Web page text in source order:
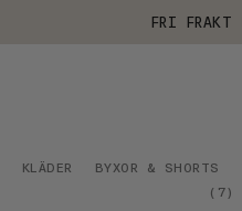
FRI FRAKT
KLÄDER BYXOR & SHORTS
( 7)